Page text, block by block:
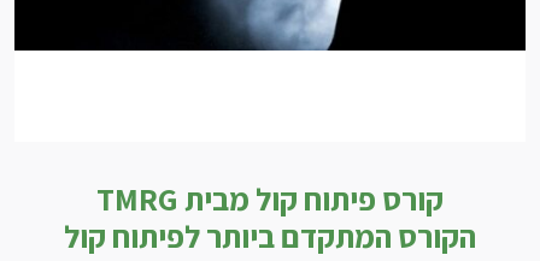
קורס פיתוח קול מבית TMRG
הקורס המתקדם ביותר לפיתוח קול